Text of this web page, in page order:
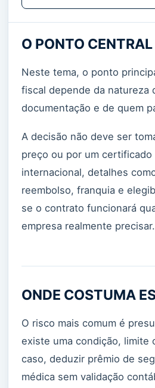
O PONTO CENTRAL
Neste tema, o ponto
fiscal depende da natureza
documentação e de quem
A decisão não deve ser
preço ou por um certificado
internacional, detalhes
reembolso, franquia e
se o contrato funcionará
empresa realmente precisar.
ONDE COSTUMA
O risco mais comum é
existe uma condição, limite
caso, deduzir prêmio de
médica sem validação